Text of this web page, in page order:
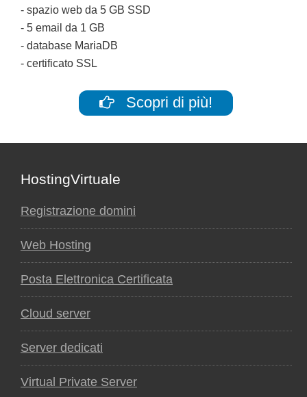
- spazio web da 5 GB SSD
- 5 email da 1 GB
- database MariaDB
- certificato SSL
Scopri di più!
Footer
HostingVirtuale
Registrazione domini
Web Hosting
Posta Elettronica Certificata
Cloud server
Server dedicati
Virtual Private Server